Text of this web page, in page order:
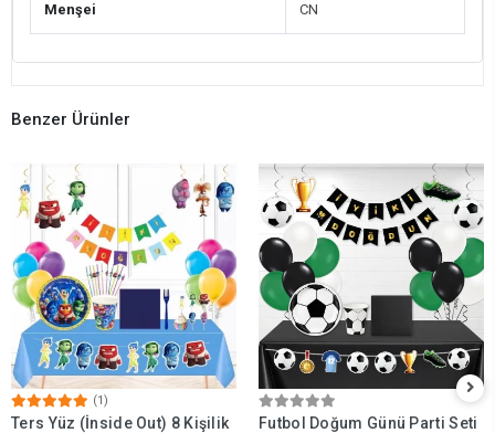
Menşei CN
Benzer Ürünler
(1)
Ters Yüz (İnside Out) 8 Kişilik
Futbol Doğum Günü Parti Seti